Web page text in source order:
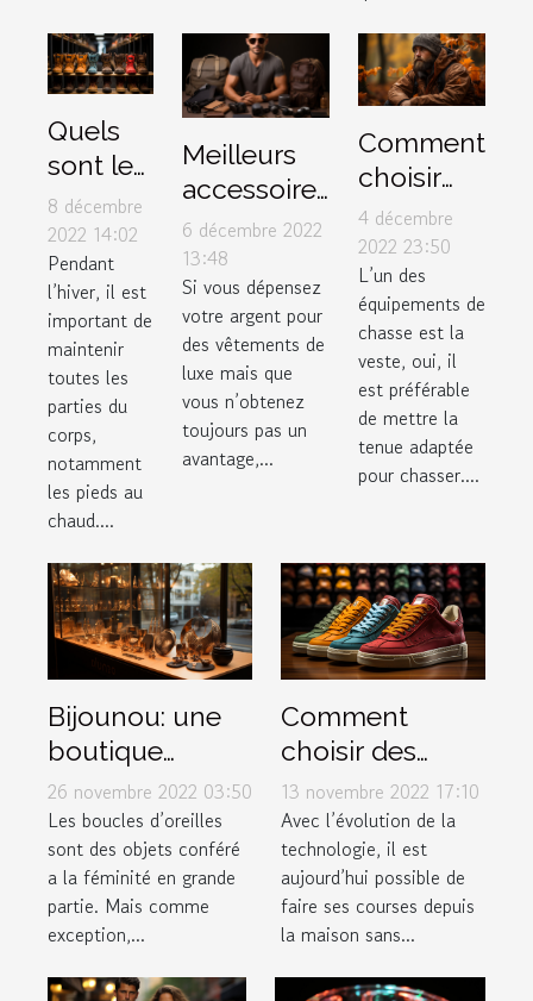
Quels
sont les
critères
de
choix
d’une
parfaite
paire de
bottes
pour
l’hiver ?
8 décembre
2022 14:02
Pendant
l’hiver, il est
important de
maintenir
toutes les
parties du
corps,
notamment
les pieds au
chaud....
Meilleurs
accessoires
pour
hommes
6 décembre 2022
13:48
Si vous dépensez
votre argent pour
des vêtements de
luxe mais que
vous n’obtenez
toujours pas un
avantage,...
Comment
choisir
une veste
de chasse
?
4 décembre
2022 23:50
L’un des
équipements de
chasse est la
veste, oui, il
est préférable
de mettre la
tenue adaptée
pour chasser....
Bijounou: une
boutique
ouverte pour
les boucles
d'oreilles en
acier
inoxydable
26 novembre 2022 03:50
Les boucles d’oreilles
sont des objets conféré
a la féminité en grande
partie. Mais comme
exception,...
Comment
choisir des
baskets dans
une boutique
en ligne ?
13 novembre 2022 17:10
Avec l’évolution de la
technologie, il est
aujourd’hui possible de
faire ses courses depuis
la maison sans...